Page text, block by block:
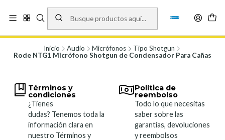
Vísita nuestro local en Los Agustinos 5478, Ñuñoa. Lunes a Viernes 9.30 a
19.00, Sábados 10:00 a 19:00 y Domingos de 10:00 a 17:00
Inicio Audio Micrófonos
Tipo Shotgun
Rode NTG1 Micrófono Shotgun de Condensador Para Cañas
Términos y
condiciones
¿Tienes
dudas? Tenemos toda la
información clara en
nuestro Términos y
Política de
reembolso
Todo lo que necesitas
saber sobre las
garantías, devoluciones
y reembolsos